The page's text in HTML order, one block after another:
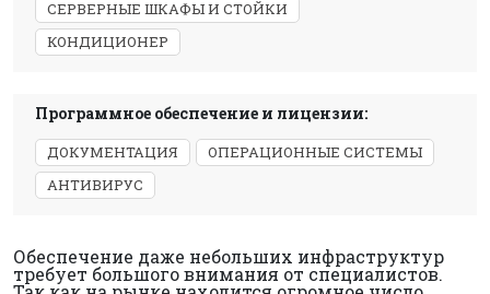
СЕРВЕРНЫЕ ШКАФЫ И СТОЙКИ
КОНДИЦИОНЕР
Программное обеспечение и лицензии:
ДОКУМЕНТАЦИЯ
ОПЕРАЦИОННЫЕ СИСТЕМЫ
АНТИВИРУС
Обеспечение даже небольших инфраструктур
требует большого внимания от специалистов.